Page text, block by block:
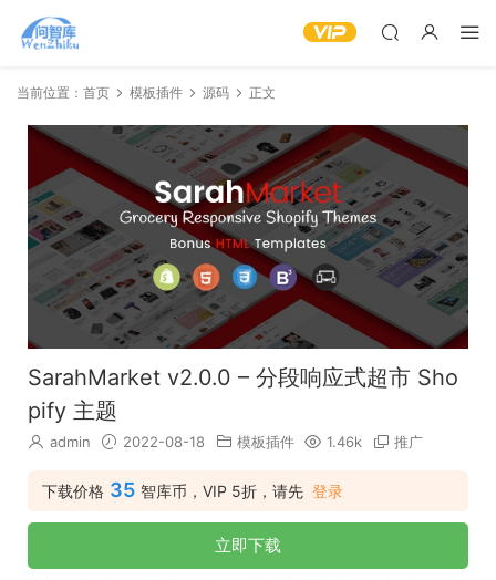
当前位置： 首页 模板插件 源码 正文
SarahMarket v2.0.0 – 分段响应式超市 Sho
pify 主题
admin 2022-08-18 模板插件 1.46k 推广
下载价格 35 智库币，VIP 5折，请先 登录
立即下载